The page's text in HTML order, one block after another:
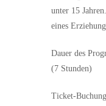
unter 15
eines
Dauer des
(7 Stunden)
Ticket-